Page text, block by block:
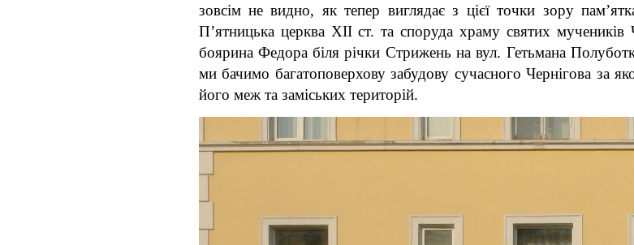
зовсім не видно, як тепер виглядає з цієї точки зору
П’ятницька церква XII ст. та споруда храму святих мучеників
боярина Федора біля річки Стрижень на вул. Гетьмана
ми бачимо багатоповерхову забудову сучасного Чернігова за
його меж та заміських територій.